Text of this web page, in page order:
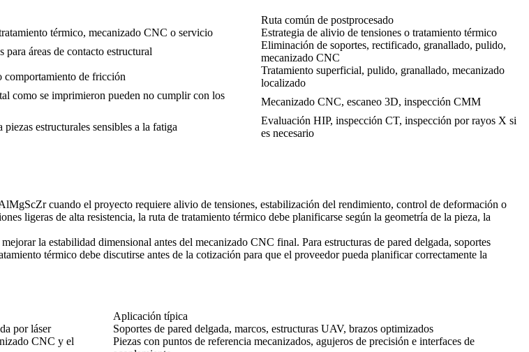
Ruta común de postprocesado
térmico, mecanizado CNC o servicio
Estrategia de alivio de tensiones o tratamiento térmico
para áreas de contacto estructural
Eliminación de soportes, rectificado, granallado, pulido,
mecanizado CNC
comportamiento de fricción
Tratamiento superficial, pulido, granallado, mecanizado
localizado
como se imprimieron pueden no cumplir con los
Mecanizado CNC, escaneo 3D, inspección CMM
estructurales sensibles a la fatiga
Evaluación HIP, inspección CT, inspección por rayos X si
es necesario
cuando el proyecto requiere alivio de tensiones, estabilización del rendimiento, control de deformación o
ligeras de alta resistencia, la ruta de tratamiento térmico debe planificarse según la geometría de la pieza, la
la estabilidad dimensional antes del mecanizado CNC final. Para estructuras de pared delgada, soportes
térmico debe discutirse antes de la cotización para que el proveedor pueda planificar correctamente la
Aplicación típica
por láser
Soportes de pared delgada, marcos, estructuras UAV, brazos optimizados
CNC y el
Piezas con puntos de referencia mecanizados, agujeros de precisión e interfaces de